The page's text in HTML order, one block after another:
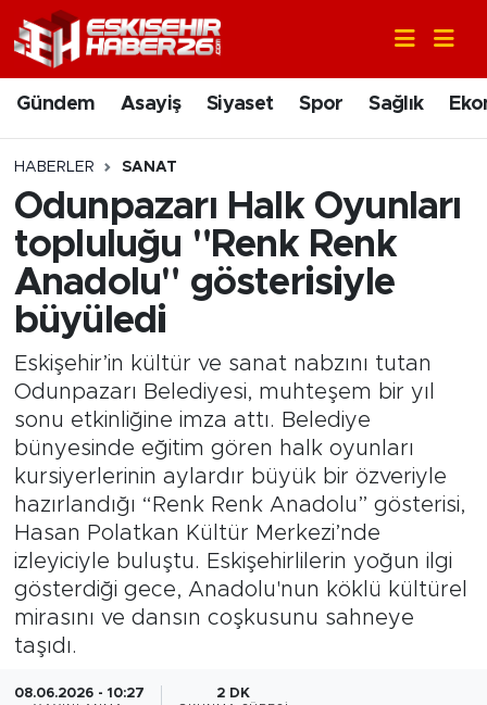
Gündem Asayiş Siyaset Spor Sağlık
HABERLER SANAT
Odunpazarı Halk Oyunları
topluluğu "Renk Renk
Anadolu" gösterisiyle
büyüledi
Eskişehir’in kültür ve sanat nabzını tutan
Odunpazarı Belediyesi, muhteşem bir yıl
sonu etkinliğine imza attı. Belediye
bünyesinde eğitim gören halk oyunları
kursiyerlerinin aylardır büyük bir özveriyle
hazırlandığı “Renk Renk Anadolu” gösterisi,
Hasan Polatkan Kültür Merkezi’nde
izleyiciyle buluştu. Eskişehirlilerin yoğun ilgi
gösterdiği gece, Anadolu'nun köklü kültürel
mirasını ve dansın coşkusunu sahneye
taşıdı.
08.06.2026 - 10:27 2 DK
Gündem
Asayiş
Siyaset
Spor
Sağlık
Ekonomi
Eğitim
Sanat
Bölge
Teknoloji
Magazin
Dünya
Nöbetçi Eczaneler
Hava Durumu
Trafik Durumu
Süper Lig Puan Durumu ve Fikstür
Tüm Manşetler
Son Dakika Haberleri
Haber Arşivi